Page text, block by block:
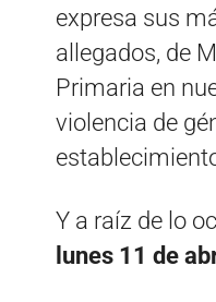
expresa sus
allegados, de
Primaria en
violencia de
Y a raíz de lo
lunes 11 de